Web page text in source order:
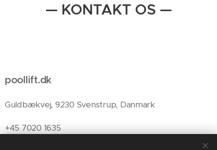
— KONTAKT OS —
poollift.dk
Guldbækvej, 9230 Svenstrup, Danmark
+45 7020 1635